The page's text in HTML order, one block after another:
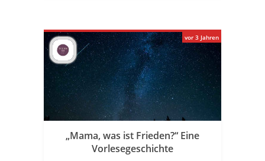
„Mama, was ist Frieden?“ Eine
Vorlesegeschichte
vor 3 Jahren